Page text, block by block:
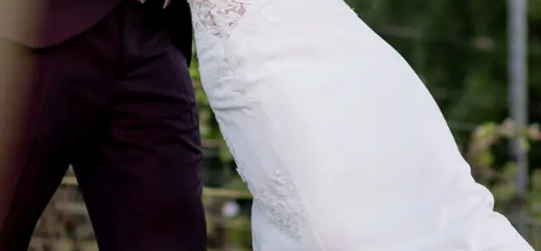
Folge dem Fotografen auf Instagram
Folge dem Fotografen auf TikTok
Videos des Fotografen auf